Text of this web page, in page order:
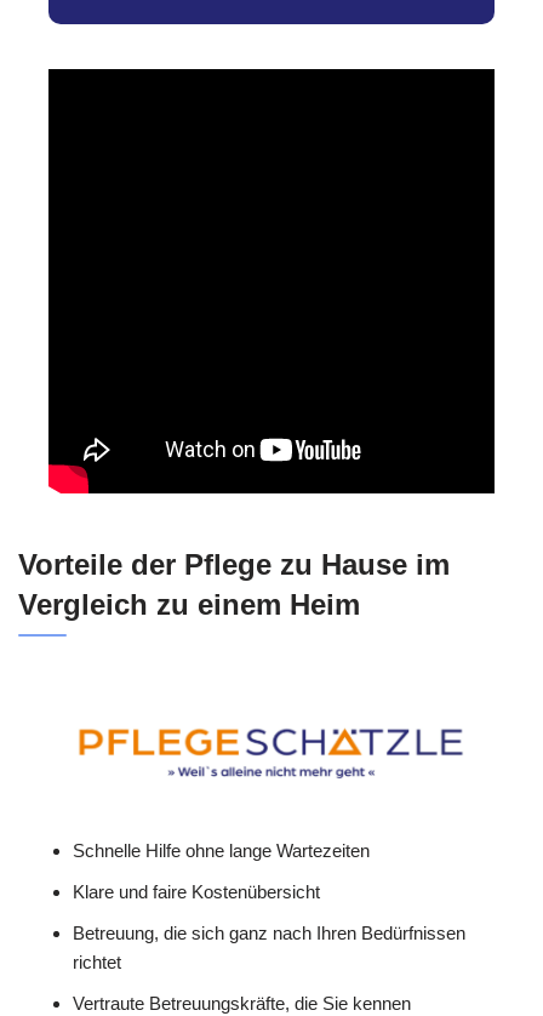
Vorteile der Pflege zu Hause im
Vergleich zu einem Heim
Schnelle Hilfe ohne lange Wartezeiten
Klare und faire Kostenübersicht
Betreuung, die sich ganz nach Ihren Bedürfnissen
richtet
Vertraute Betreuungskräfte, die Sie kennen